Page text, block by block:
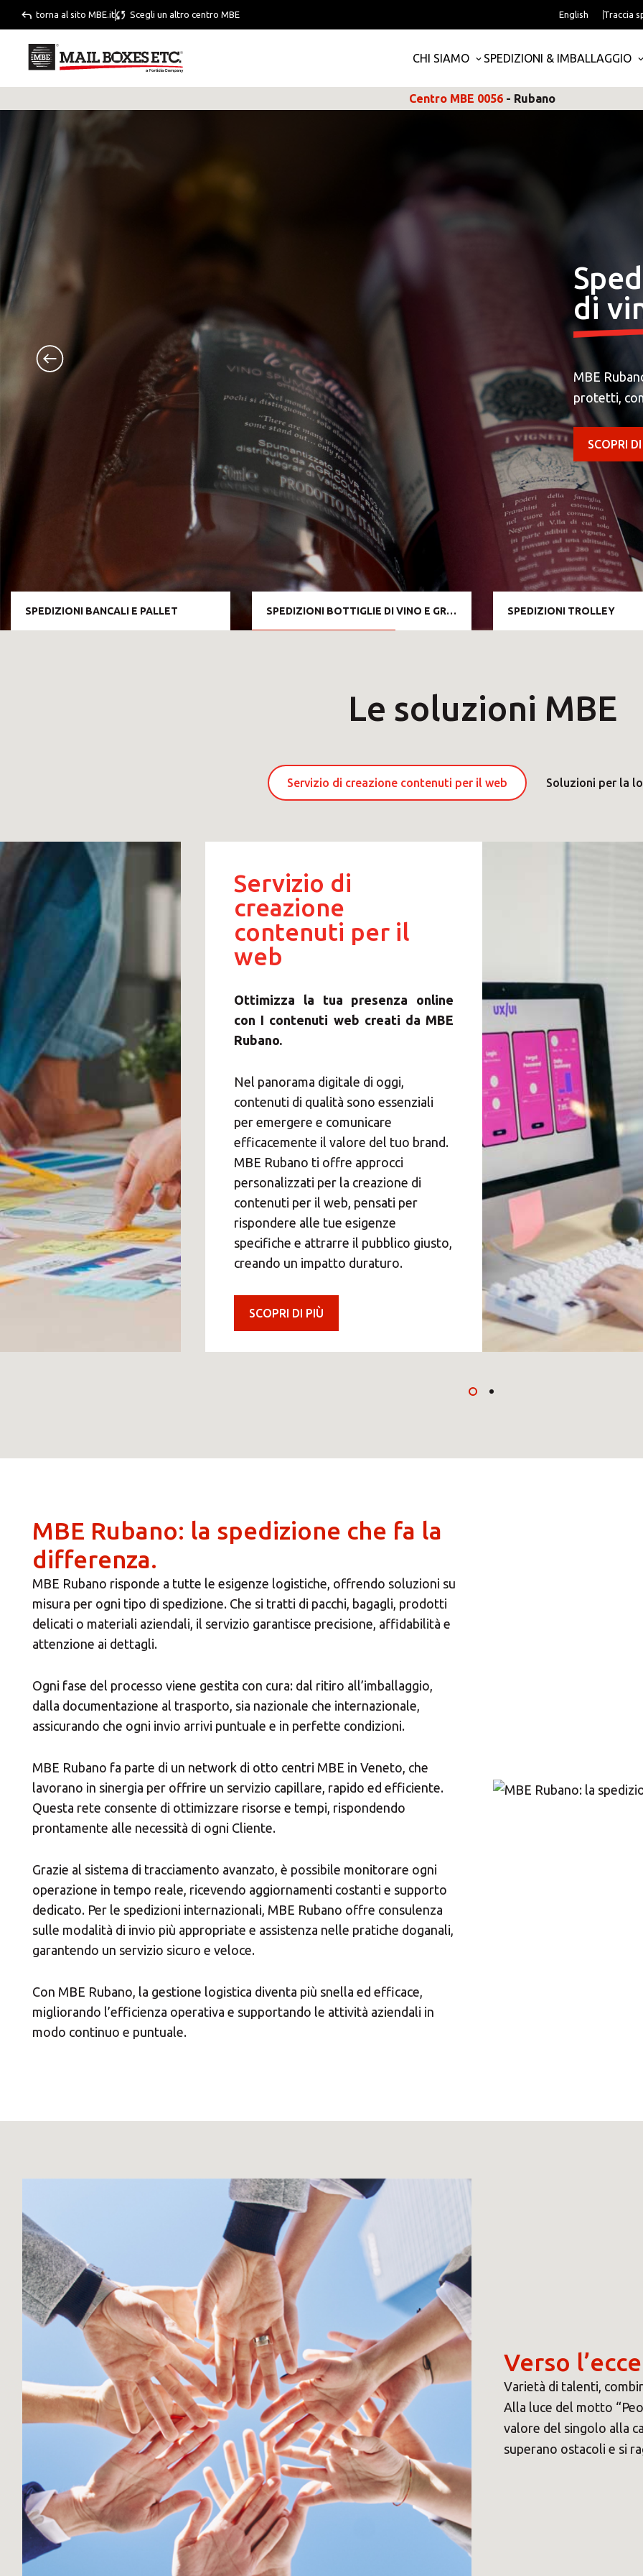
torna al sito MBE.it Scegli un altro centro MBE English Traccia
CHI SIAMO SPEDIZIONI & IMBALLAGGIO
Centro MBE 0056 - Rubano
di
MBE
protetti,
SCOPRI
SPEDIZIONI BANCALI E PALLET SPEDIZIONI BOTTIGLIE DI VINO E GRAPPA SPEDIZIONI TROLLEY
Le soluzioni MBE
Servizio di creazione contenuti per il web Soluzioni per la
Servizio di
creazione
contenuti per il
web
Ottimizza la tua presenza online
con I contenuti web creati da MBE
Rubano.
Nel panorama digitale di oggi,
contenuti di qualità sono essenziali
per emergere e comunicare
efficacemente il valore del tuo brand.
MBE Rubano ti offre approcci
personalizzati per la creazione di
contenuti per il web, pensati per
rispondere alle tue esigenze
specifiche e attrarre il pubblico giusto,
creando un impatto duraturo.
SCOPRI DI PIÙ
MBE Rubano: la spedizione che fa la
differenza.
MBE Rubano risponde a tutte le esigenze logistiche, offrendo soluzioni su
misura per ogni tipo di spedizione. Che si tratti di pacchi, bagagli, prodotti
delicati o materiali aziendali, il servizio garantisce precisione, affidabilità e
attenzione ai dettagli.
Ogni fase del processo viene gestita con cura: dal ritiro all’imballaggio,
dalla documentazione al trasporto, sia nazionale che internazionale,
assicurando che ogni invio arrivi puntuale e in perfette condizioni.
MBE Rubano fa parte di un network di otto centri MBE in Veneto, che
lavorano in sinergia per offrire un servizio capillare, rapido ed efficiente.
Questa rete consente di ottimizzare risorse e tempi, rispondendo
prontamente alle necessità di ogni Cliente.
Grazie al sistema di tracciamento avanzato, è possibile monitorare ogni
operazione in tempo reale, ricevendo aggiornamenti costanti e supporto
dedicato. Per le spedizioni internazionali, MBE Rubano offre consulenza
sulle modalità di invio più appropriate e assistenza nelle pratiche doganali,
garantendo un servizio sicuro e veloce.
Con MBE Rubano, la gestione logistica diventa più snella ed efficace,
migliorando l’efficienza operativa e supportando le attività aziendali in
modo continuo e puntuale.
Verso
Varietà di talenti,
Alla luce del motto
valore del singolo alla
superano ostacoli e si
Presenza MBE
Scegli il tuo Centro
Cerchi un'alternativa?
aprire un Centro MBE